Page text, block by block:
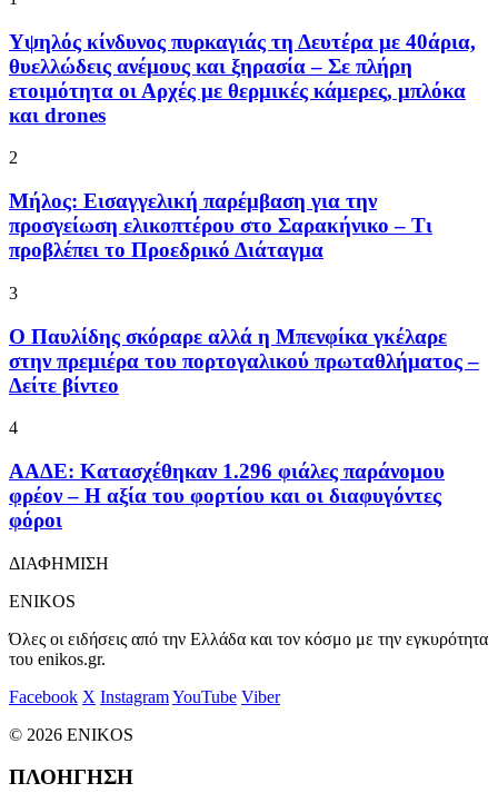
Υψηλός κίνδυνος πυρκαγιάς τη Δευτέρα με 40άρια,
θυελλώδεις ανέμους και ξηρασία – Σε πλήρη
ετοιμότητα οι Αρχές με θερμικές κάμερες, μπλόκα
και drones
2
Μήλος: Εισαγγελική παρέμβαση για την
προσγείωση ελικοπτέρου στο Σαρακήνικο – Τι
προβλέπει το Προεδρικό Διάταγμα
3
Ο Παυλίδης σκόραρε αλλά η Μπενφίκα γκέλαρε
στην πρεμιέρα του πορτογαλικού πρωταθλήματος –
Δείτε βίντεο
4
ΑΑΔΕ: Κατασχέθηκαν 1.296 φιάλες παράνομου
φρέον – Η αξία του φορτίου και οι διαφυγόντες
φόροι
ΔΙΑΦΗΜΙΣΗ
ENIKOS
Όλες οι ειδήσεις από την Ελλάδα και τον κόσμο με την εγκυρότητα
του enikos.gr.
Facebook X InstagramYouTube Viber
© 2026 ENIKOS
ΠΛΟΗΓΗΣΗ